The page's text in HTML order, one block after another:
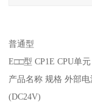
普通型
E□□型 CP1E CPU单
产品名称 规格 外部电
(DC24V)